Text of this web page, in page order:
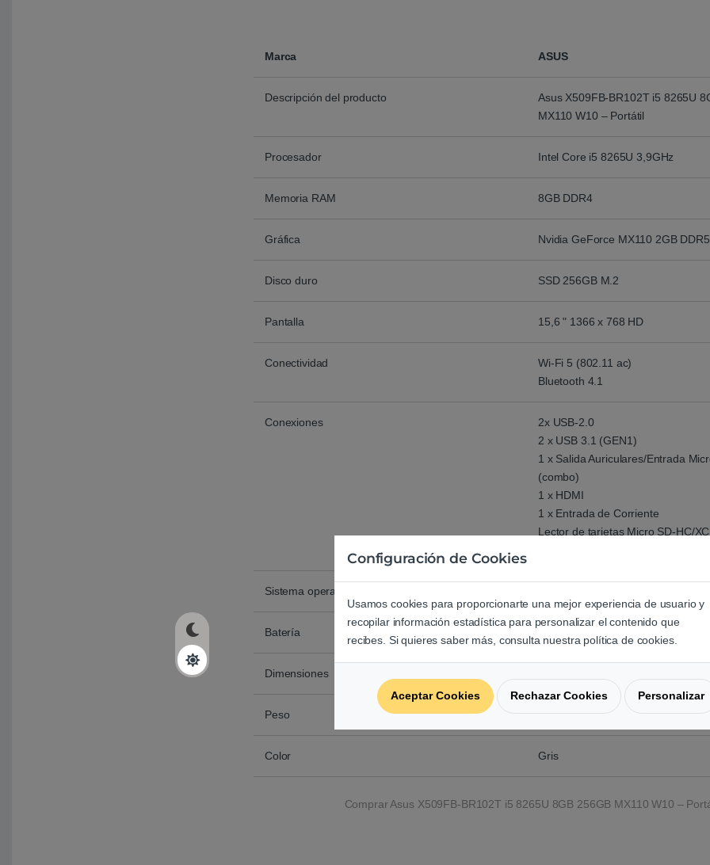
Marca ASUS
Descripción del producto
Asus X509FB-BR102T i5 8265U
MX110 W10 – Portátil
Procesador Intel Core i5 8265U 3,9GHz
Memoria RAM 8GB DDR4
Gráfica Nvidia GeForce MX110 2GB DDR5
Disco duro SSD 256GB M.2
Pantalla 15,6 " 1366 x 768 HD
Conectividad
Wi-Fi 5 (802.11 ac)
Bluetooth 4.1
Conexiones
2x USB-2.0
2 x USB 3.1 (GEN1)
1 x Salida Auriculares/Entrada
(combo)
1 x HDMI
1 x Entrada de Corriente
Lector de tarjetas Micro SD-HC/XC
Sistema operativo
Batería 32Wh, 2 Celdas,Polimero de Litio
Dimensiones
Peso 1,90 Kg
Color Gris
Comprar Asus X509FB-BR102T i5 8265U 8GB 256GB MX110 W10 –
Configuración de Cookies
Usamos cookies para proporcionarte una mejor experiencia de usuario y
recopilar información estadística para personalizar el contenido que
recibes. Si quieres saber más, consulta nuestra política de cookies.
Aceptar Cookies Rechazar Cookies Personalizar